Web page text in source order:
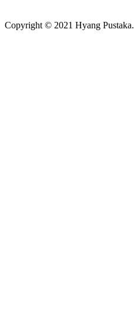
Copyright © 2021 Hyang Pustaka.